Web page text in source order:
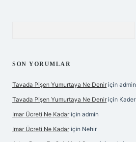
SON YORUMLAR
Tavada Pişen Yumurtaya Ne Denir için admin
Tavada Pişen Yumurtaya Ne Denir için Kader
Imar Ücreti Ne Kadar için admin
Imar Ücreti Ne Kadar için Nehir